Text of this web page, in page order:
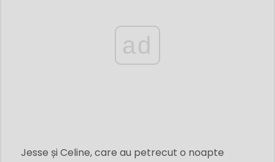
ad
Jesse și Celine, care au petrecut o noapte